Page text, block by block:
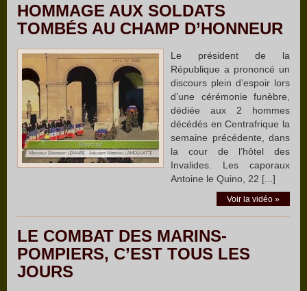
HOMMAGE AUX SOLDATS
TOMBÉS AU CHAMP D’HONNEUR
Le président de la
République a prononcé un
discours plein d’espoir lors
d’une cérémonie funèbre,
dédiée aux 2 hommes
décédés en Centrafrique la
semaine précédente, dans
la cour de l’hôtel des
Invalides. Les caporaux
Antoine le Quino, 22 [...]
Voir la vidéo »
LE COMBAT DES MARINS-
POMPIERS, C’EST TOUS LES
JOURS